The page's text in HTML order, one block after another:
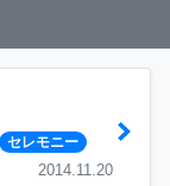
セレモニー
2014.11.20